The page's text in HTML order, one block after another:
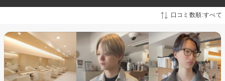
口コミ数順:すべて